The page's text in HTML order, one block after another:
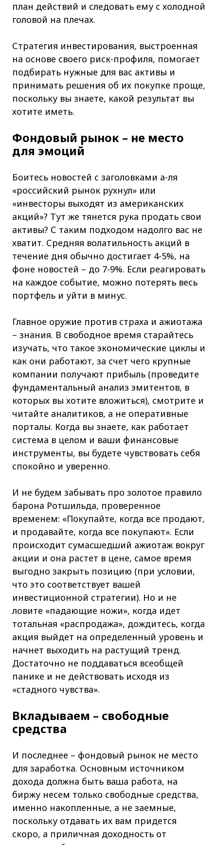
план действий и следовать ему с холодной
головой на плечах.
Стратегия инвестирования, выстроенная
на основе своего риск-профиля, помогает
подбирать нужные для вас активы и
принимать решения об их покупке проще,
поскольку вы знаете, какой результат вы
хотите иметь.
Фондовый рынок – не место
для эмоций
Боитесь новостей с заголовками а-ля
«российский рынок рухнул» или
«инвесторы выходят из американских
акций»? Тут же тянется рука продать свои
активы? С таким подходом надолго вас не
хватит. Средняя волатильность акций в
течение дня обычно достигает 4-5%, на
фоне новостей – до 7-9%. Если реагировать
на каждое событие, можно потерять весь
портфель и уйти в минус.
Главное оружие против страха и ажиотажа
– знания. В свободное время старайтесь
изучать, что такое экономические циклы и
как они работают, за счет чего крупные
компании получают прибыль (проведите
фундаментальный анализ эмитентов, в
которых вы хотите вложиться), смотрите и
читайте аналитиков, а не оперативные
порталы. Когда вы знаете, как работает
система в целом и ваши финансовые
инструменты, вы будете чувствовать себя
спокойно и уверенно.
И не будем забывать про золотое правило
барона Ротшильда, проверенное
временем: «Покупайте, когда все продают,
и продавайте, когда все покупают». Если
происходит сумасшедший ажиотаж вокруг
акции и она растет в цене, самое время
выгодно закрыть позицию (при условии,
что это соответствует вашей
инвестиционной стратегии). Но и не
ловите «падающие ножи», когда идет
тотальная «распродажа», дождитесь, когда
акция выйдет на определенный уровень и
начнет выходить на растущий тренд.
Достаточно не поддаваться всеобщей
панике и не действовать исходя из
«стадного чувства».
Вкладываем – свободные
средства
И последнее – фондовый рынок не место
для заработка. Основным источником
дохода должна быть ваша работа, на
биржу несем только свободные средства,
именно накопленные, а не заемные,
поскольку отдавать их вам придется
скоро, а приличная доходность от